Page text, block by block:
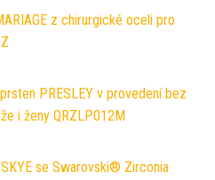
z chirurgické oceli pro
PRESLEY v provedení bez
i ženy QRZLP012M
se Swarovski® Zirconia